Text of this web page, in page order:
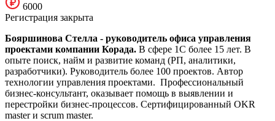
6000
Регистрация закрыта
Бояршинова Стелла - руководитель офиса управления
проектами компании Корада. В сфере 1С более 15 лет. В
опыте поиск, найм и развитие команд (РП, аналитики,
разработчики). Руководитель более 100 проектов. Автор
технологии управления проектами. Профессиональный
бизнес-консультант, оказывает помощь в выявлении и
перестройки бизнес-процессов. Сертифицированный OKR
master и scrum master.